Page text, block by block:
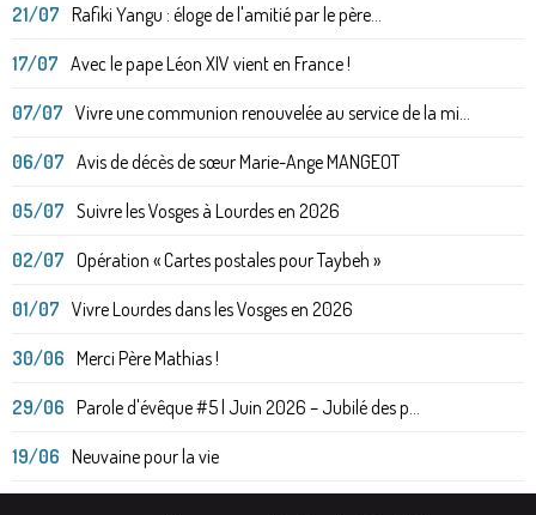
21/07 Rafiki Yangu : éloge de l'amitié par le père...
17/07 Avec le pape Léon XIV vient en France !
07/07 Vivre une communion renouvelée au service de la mi...
06/07 Avis de décès de sœur Marie-Ange MANGEOT
05/07 Suivre les Vosges à Lourdes en 2026
02/07 Opération « Cartes postales pour Taybeh »
01/07 Vivre Lourdes dans les Vosges en 2026
30/06 Merci Père Mathias !
29/06 Parole d'évêque #5 | Juin 2026 – Jubilé des p...
19/06 Neuvaine pour la vie